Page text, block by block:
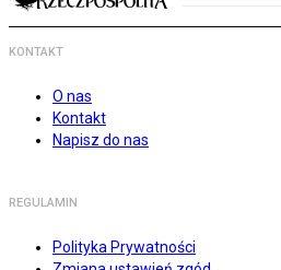
KONTAKT
O nas
Kontakt
Napisz do nas
REGULAMIN
Polityka Prywatności